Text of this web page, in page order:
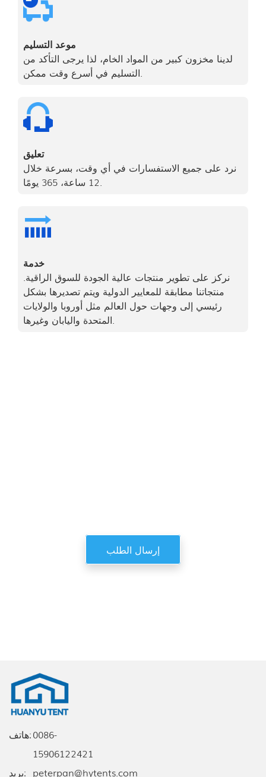
موعد التسليم
لدينا مخزون كبير من المواد الخام، لذا يرجى التأكد من
التسليم في أسرع وقت ممكن.
تعليق
نرد على جميع الاستفسارات في أي وقت، بسرعة خلال
12 ساعة، 365 يومًا.
خدمة
نركز على تطوير منتجات عالية الجودة للسوق الراقية.
منتجاتنا مطابقة للمعايير الدولية ويتم تصديرها بشكل
رئيسي إلى وجهات حول العالم مثل أوروبا والولايات
المتحدة واليابان وغيرها.
إرسال الطلب
هاتف:0086-
15906122421
بريد: peterpan@hytents.com